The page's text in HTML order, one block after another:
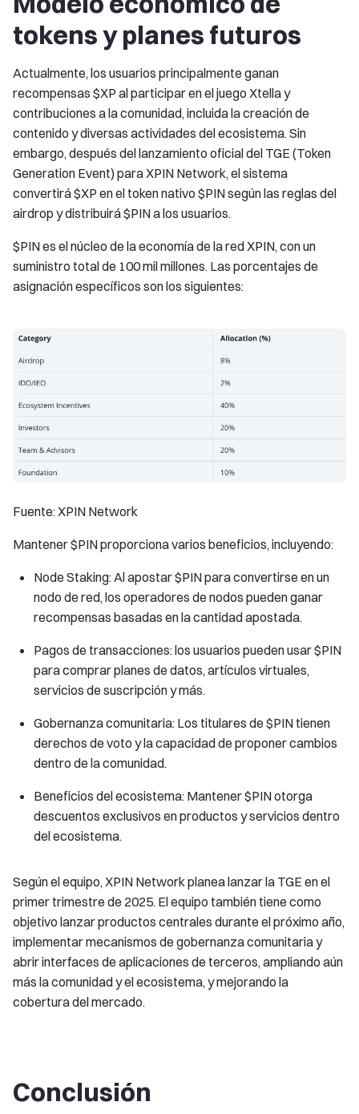
tokens y planes futuros
Actualmente, los usuarios principalmente ganan
recompensas $XP al participar en el juego Xtella y
contribuciones a la comunidad, incluida la creación de
contenido y diversas actividades del ecosistema. Sin
embargo, después del lanzamiento oficial del TGE (Token
Generation Event) para XPIN Network, el sistema
convertirá $XP en el token nativo $PIN según las reglas del
airdrop y distribuirá $PIN a los usuarios.
$PIN es el núcleo de la economía de la red XPIN, con un
suministro total de 100 mil millones. Las porcentajes de
asignación específicos son los siguientes:
Fuente: XPIN Network
Mantener $PIN proporciona varios beneficios, incluyendo:
Node Staking: Al apostar $PIN para convertirse en un
nodo de red, los operadores de nodos pueden ganar
recompensas basadas en la cantidad apostada.
Pagos de transacciones: los usuarios pueden usar $PIN
para comprar planes de datos, artículos virtuales,
servicios de suscripción y más.
Gobernanza comunitaria: Los titulares de $PIN tienen
derechos de voto y la capacidad de proponer cambios
dentro de la comunidad.
Beneficios del ecosistema: Mantener $PIN otorga
descuentos exclusivos en productos y servicios dentro
del ecosistema.
Según el equipo, XPIN Network planea lanzar la TGE en el
primer trimestre de 2025. El equipo también tiene como
objetivo lanzar productos centrales durante el próximo año,
implementar mecanismos de gobernanza comunitaria y
abrir interfaces de aplicaciones de terceros, ampliando aún
más la comunidad y el ecosistema, y mejorando la
cobertura del mercado.
Conclusión